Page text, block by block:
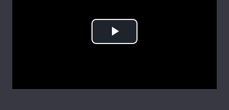
Погода
Play